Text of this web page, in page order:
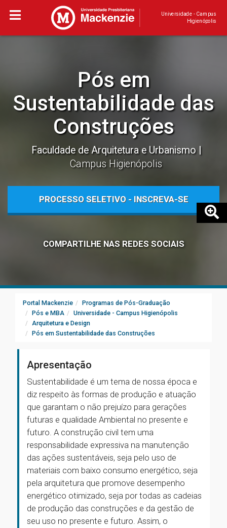
Universidade - Campus
Higienópolis
Pós em
Sustentabilidade das
Construções
Faculdade de Arquitetura e Urbanismo
Campus Higienópolis
PROCESSO SELETIVO - INSCREVA-SE
COMPARTILHE NAS REDES SOCIAIS
Portal Mackenzie
Programas de Pós-Graduação
Pós e MBA
Universidade - Campus Higienópolis
Arquitetura e Design
Pós em Sustentabilidade das Construções
Apresentação
Sustentabilidade é um tema de nossa época e
diz respeito às formas de produção e atuação
que garantam o não prejuízo para gerações
futuras e qualidade Ambiental no presente e
futuro. A construção civil tem uma
responsabilidade expressiva na manutenção
das ações sustentáveis, seja pelo uso de
materiais com baixo consumo energético, seja
pela arquitetura que promove desempenho
energético otimizado, seja por todas as cadeias
de produção das construções e da gestão de
seu uso no presente e futuro. Assim, o